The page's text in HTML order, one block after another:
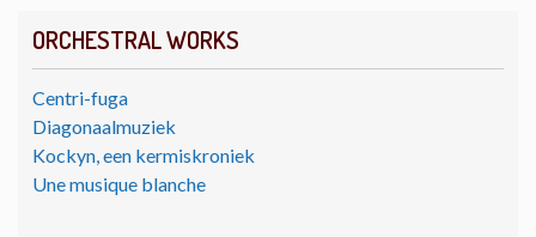
ORCHESTRAL WORKS
Centri-fuga
Diagonaalmuziek
Kockyn, een kermiskroniek
Une musique blanche